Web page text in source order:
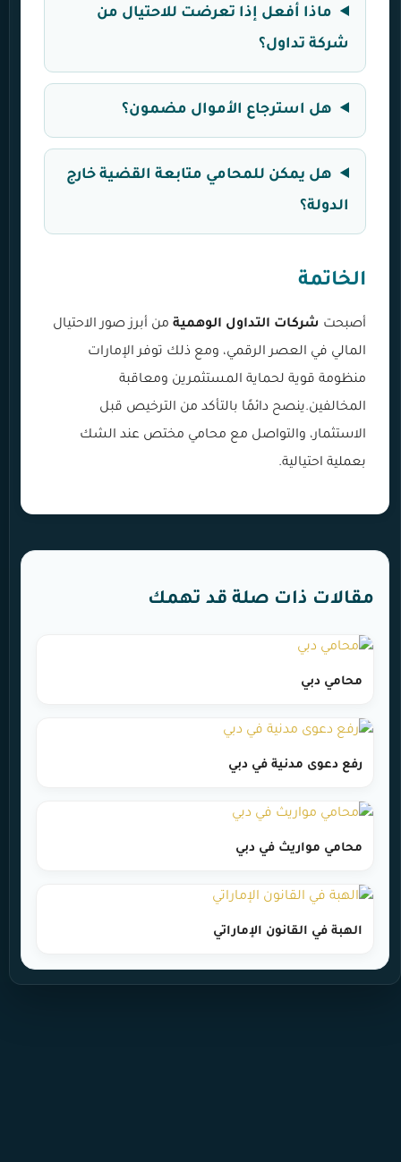
ماذا أفعل إذا تعرضت للاحتيال من
شركة تداول؟
هل استرجاع الأموال مضمون؟
هل يمكن للمحامي متابعة القضية خارج
الدولة؟
الخاتمة
أصبحت شركات التداول الوهمية من أبرز صور الاحتيال
المالي في العصر الرقمي، ومع ذلك توفر الإمارات
منظومة قوية لحماية المستثمرين ومعاقبة
المخالفين.ينصح دائمًا بالتأكد من الترخيص قبل
الاستثمار، والتواصل مع محامي مختص عند الشك
بعملية احتيالية.
مقالات ذات صلة قد تهمك
محامي دبي
رفع دعوى مدنية في دبي
محامي مواريث في دبي
الهبة في القانون الإماراتي